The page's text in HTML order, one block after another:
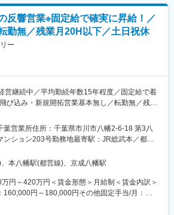
れるのが特徴。
方も安定しています。
トラックレンタル本部における業務全般。レ
レーディング本部への異動の可能性あり
年次・連結決算業務の管理・実行
および監査法人対応
会計対応
資対応
管理と経営層へのレポーティング
ーのマネジメント、育成
よび上場後の体制管理、運用
サービス詳細は別途お伝えしますが、成長分野
進しています。
当1名（50代）が対応をしております。
50代）へのレポートラインとなります。
反響営業※固定給で確実に昇給！／
勤無／残業月20H以下／土日祝休
ー
営継続中／平均勤続年数15年程度／固定給で着
び込み・新規開拓営業基本無し／転勤無／残業
保険・医療保険・生命保険のご提案をお任せし
治体・法人会・企業などに電話または現地で
訪問します。すでにお取引のある方の方からの
なので既存顧客への深耕が中心です。商談スタ
ンですが、お客様のご要望に合わせてオンライ
葉営業所住所：千葉県市川市八幡2‐6‐18 第3八
ンション203号勤務地最寄駅：JR総武本／都営
／本八幡／京成八幡駅受動喫煙対策：屋内全面
本八幡駅(都営線)、京成八幡駅
円～420万円＜賃金形態＞月給制＜賃金内訳＞
160,000円～180,000円その他固定手当/月：